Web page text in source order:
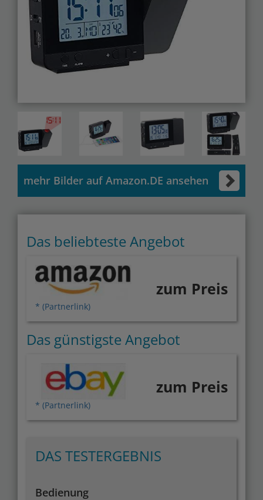
mehr Bilder auf Amazon.DE ansehen
Das beliebteste Angebot
* (Partnerlink)
zum Preis
Das günstigste Angebot
* (Partnerlink)
zum Preis
DAS TESTERGEBNIS
Bedienung